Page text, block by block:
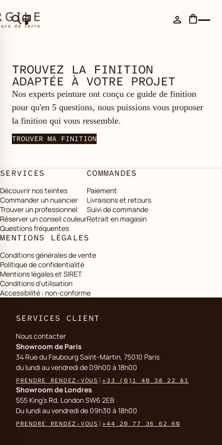
TROUVEZ LA FINITION
ADAPTÉE À VOTRE PROJET
Nos experts peinture ont conçu ce guide de finition
pour qu'en 5 questions, nous puissions vous proposer
la finition qui vous ressemble.
TROUVER MA FINITION
SERVICES
Découvrir nos teintes
Commander un nuancier
Trouver un professionnel
Réserver un conseil couleur
Questions fréquentes
COMMANDES
Paiement
Livraisons et retours
Suivi de commande
Retrait en magasin
MENTIONS LÉGALES
Conditions générales de vente
Politique de confidentialité
Mentions légales et SIRET
Conditions d'utilisation
Accessibilité : non-conforme
SERVICES CLIENT
Nous contacter
Showroom de Paris
34 Rue du Faubourg Saint-Martin, 75010 Paris
du lundi au vendredi de 09h00 à 18h00
PRENDRE RENDEZ-VOUS +33 (0)1 40 38 22 81
Showroom de Londres
555 King's Rd, London SW6 2EB
Du lundi au vendredi de 09h30 à 18h00
PRENDRE RENDEZ-VOUS +44 20 77 36 62 60